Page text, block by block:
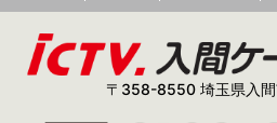
〒358-8550 埼玉県入